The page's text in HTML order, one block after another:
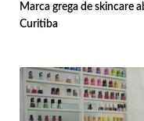
Marca grega de skincare
Curitiba